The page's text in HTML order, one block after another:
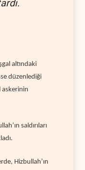
altındaki
düzenlediği
askerinin
saldırıları
Hizbullah’ın